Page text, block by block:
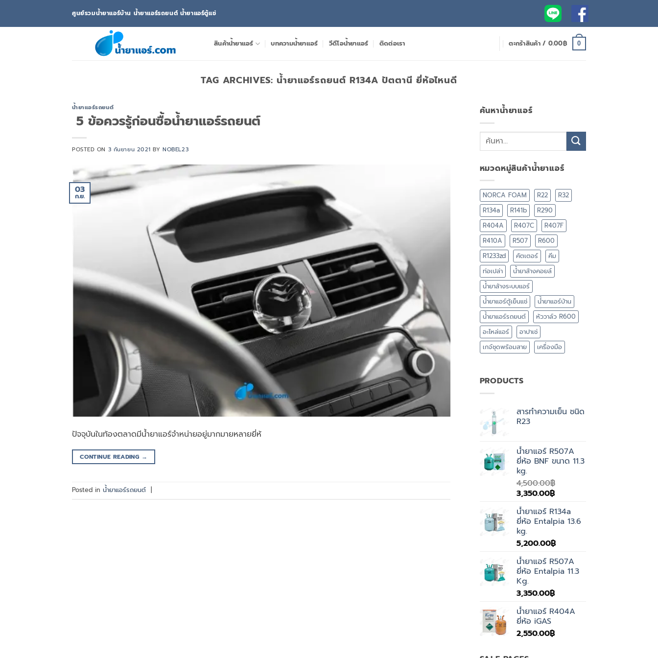
ยัง
ศูนย์รวมน้ำยาแอร์บ้าน น้ำยาแอร์รถยนต์ น้ำยาแอร์ตู้แช่
สินค้าน้ำยาแอร์ บทความน้ำยาแอร์ วีดีโอน้ำยาแอร์ ติดต่อเรา ตะกร้าสินค้า / 0.00฿ 0
TAG ARCHIVES: น้ํายาแอร์รถยนต์ R134A ปัตตานี ยี่ห้อไหนดี
น้ำยาแอร์รถยนต์
5 ข้อควรรู้ก่อนซื้อน้ำยาแอร์รถยนต์
POSTED ON 3 กันยายน 2021 BYNOBEL23
03
ก.ย.
ปัจจุบันในท้องตลาดมีน้ำยาแอร์จำหน่ายอยู่มากมายหลายยี่ห้
CONTINUE READING →
Posted in น้ำยาแอร์รถยนต์
ค้นหาน้ำยาแอร์
หมวดหมู่สินค้าน้ำยาแอร์
NORCA FOAM R22
R32
R134a
R141b
R290
R404A
R407C
R407F
R410A
R507
R600
R1233zd
คัตเตอร์
คีม
ท่อเปล่า
น้ำยาล้างคอยล์
น้ำยาล้างระบบแอร์
น้ำยาแอร์ตู้เย็นแช่
น้ำยาแอร์บ้าน
น้ำยาแอร์รถยนต์
หัววาล์ว R600
อะไหล่แอร์
อาปาเช่
เกจ์ชุดพร้อมสาย
เครื่องมือ
PRODUCTS
สารทำความเย็น ชนิด
R23
น้ำยาแอร์ R507A
ยี่ห้อ BNF ขนาด 11.3
kg.
4,500.00฿
Original
was:
4,500.00฿.
3,350.00฿Current
is:
3,350.00฿.
น้ำยาแอร์ R134a
ยี่ห้อ Entalpia 13.6
kg.
5,200.00฿
น้ำยาแอร์ R507A
ยี่ห้อ Entalpia 11.3
Kg.
3,350.00฿
น้ำยาแอร์ R404A
ยี่ห้อ iGAS
2,550.00฿